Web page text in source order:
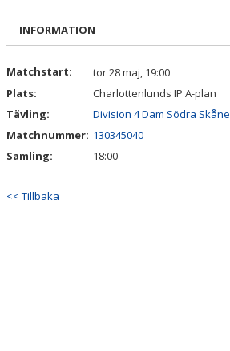
INFORMATION
Matchstart:
tor 28 maj, 19:00
Plats:
Charlottenlunds IP A-plan
Tävling:
Division 4 Dam Södra Skåne
Matchnummer: 130345040
Samling:
18:00
<< Tillbaka